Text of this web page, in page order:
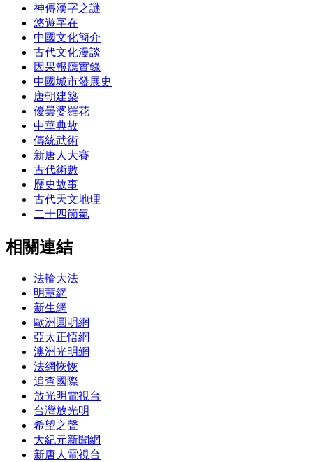
神傳漢字之謎
悠遊字在
中國文化簡介
古代文化漫談
因果報應實錄
中國城市發展史
唐朝建築
優曇婆羅花
中華典故
傳統武術
新唐人大賽
古代術數
歷史故事
古代天文地理
二十四節氣
相關連結
法輪大法
明慧網
新生網
歐洲圓明網
亞太正悟網
澳洲光明網
法網恢恢
追查國際
放光明電視台
台灣放光明
希望之聲
大紀元新聞網
新唐人電視台